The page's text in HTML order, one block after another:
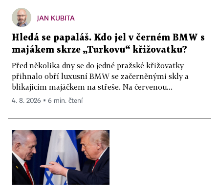
JAN KUBITA
Hledá se papaláš. Kdo jel v černém BMW s
majákem skrze „Turkovu“ křižovatku?
Před několika dny se do jedné pražské křižovatky
přihnalo obří luxusní BMW se začerněnými skly a
blikajícím majáčkem na střeše. Na červenou...
4. 8. 2026 ▪ 6 min. čtení